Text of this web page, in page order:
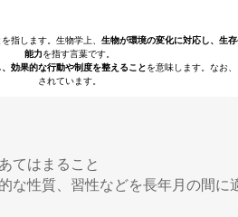
を指します。生物学上、 生物が環境の変化に対応し、生
能力を指す言葉です。
効果的な行動や制度を整えることを意味します。なお
されています。
てはまること
な性質、習性などを長年月の間に